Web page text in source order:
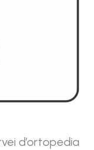
d’ortopedia